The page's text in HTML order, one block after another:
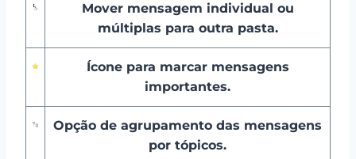
Mover mensagem individual ou
múltiplas para outra pasta.
Ícone para marcar mensagens
importantes.
Opção de agrupamento das mensagens
por tópicos.